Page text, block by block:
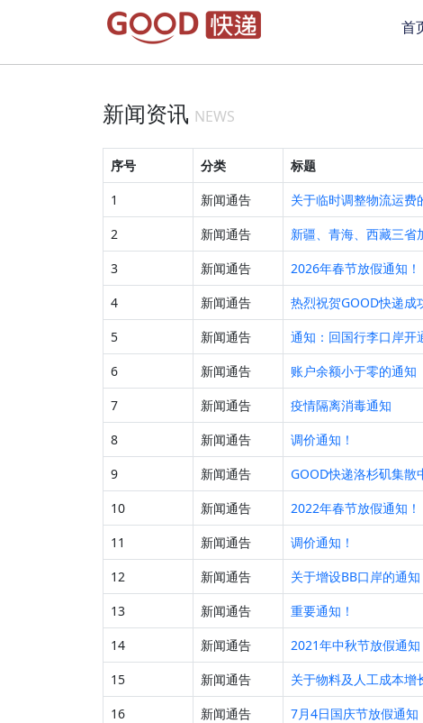
首
新闻资讯 NEWS
序号 分类
标题
1
新闻通告
关于临时调整物流运费
2
新闻通告
新疆、青海、西藏三省
3
新闻通告
2026年春节放假通知！
4
新闻通告
热烈祝贺GOOD快递成
5
新闻通告
通知：回国行李口岸开
6
新闻通告
账户余额小于零的通知
7
新闻通告
疫情隔离消毒通知
8
新闻通告
调价通知！
9
新闻通告
GOOD快递洛杉矶集散
10
新闻通告
2022年春节放假通知！
11
新闻通告
调价通知！
12
新闻通告
关于增设BB口岸的通知
13
新闻通告
重要通知！
14
新闻通告
2021年中秋节放假通知
15
新闻通告
关于物料及人工成本增
16
新闻通告
7月4日国庆节放假通知